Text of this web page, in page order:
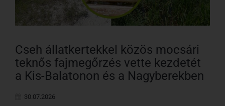
Cseh állatkertekkel közös mocsári
teknős fajmegőrzés vette kezdetét
a Kis-Balatonon és a Nagyberekben
30.07.2026